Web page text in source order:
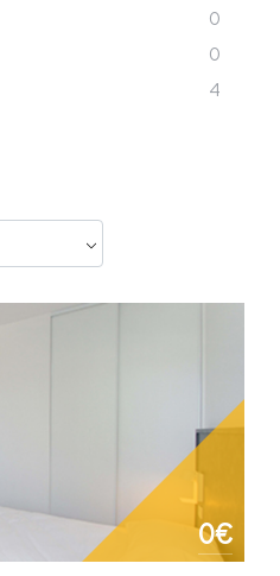
0
0
4
0€